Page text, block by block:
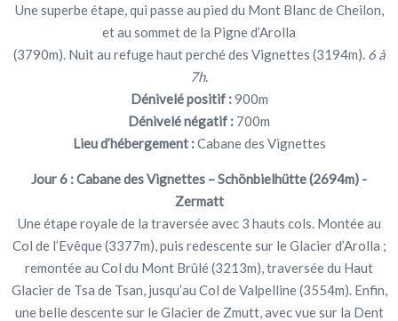
Une superbe étape, qui passe au pied du Mont Blanc de Cheilon,
et au sommet de la Pigne d’Arolla
(3790m). Nuit au refuge haut perché des Vignettes (3194m). 6 à
7h.
Dénivelé positif :900m
Dénivelé négatif : 700m
Lieu d’hébergement :Cabane des Vignettes
Jour 6 : Cabane des Vignettes – Schönbielhütte (2694m) -
Zermatt
Une étape royale de la traversée avec 3 hauts cols. Montée au
Col de l’Evêque (3377m), puis redescente sur le Glacier d’Arolla ;
remontée au Col du Mont Brûlé (3213m), traversée du Haut
Glacier de Tsa de Tsan, jusqu’au Col de Valpelline (3554m). Enfin,
une belle descente sur le Glacier de Zmutt, avec vue sur la Dent